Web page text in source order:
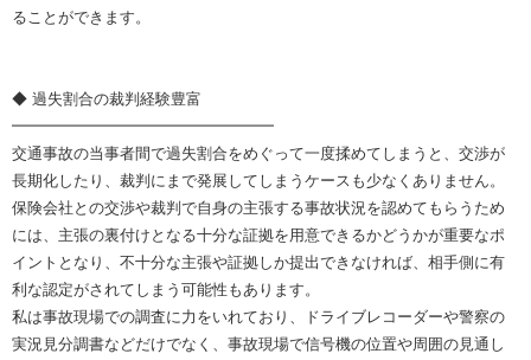
ることができます。
◆ 過失割合の裁判経験豊富
━━━━━━━━━━━━━━━━━
交通事故の当事者間で過失割合をめぐって一度揉めてしまうと、交渉が
長期化したり、裁判にまで発展してしまうケースも少なくありません。
保険会社との交渉や裁判で自身の主張する事故状況を認めてもらうため
には、主張の裏付けとなる十分な証拠を用意できるかどうかが重要なポ
イントとなり、不十分な主張や証拠しか提出できなければ、相手側に有
利な認定がされてしまう可能性もあります。
私は事故現場での調査に力をいれており、ドライブレコーダーや警察の
実況見分調書などだけでなく、事故現場で信号機の位置や周囲の見通し